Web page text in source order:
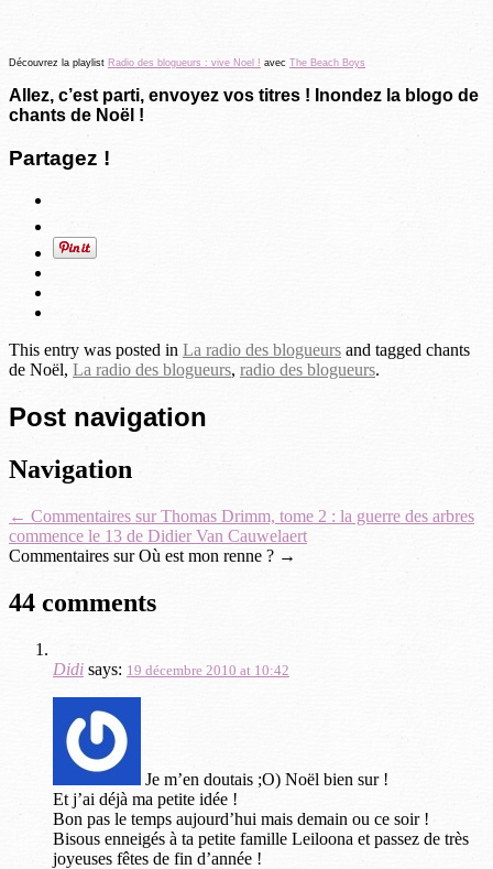
Découvrez la playlist Radio des blogueurs : vive Noel ! avec The Beach Boys
Allez, c’est parti, envoyez vos titres ! Inondez la blogo de
chants de Noël !
Partagez !
This entry was posted in La radio des blogueurs and tagged chants
de Noël, La radio des blogueurs, radio des blogueurs.
Post navigation
Navigation
← Commentaires sur Thomas Drimm, tome 2 : la guerre des arbres
commence le 13 de Didier Van Cauwelaert
Commentaires sur Où est mon renne ? →
44 comments
Didi says: 19 décembre 2010 at 10:42
Je m’en doutais ;O) Noël bien sur !
Et j’ai déjà ma petite idée !
Bon pas le temps aujourd’hui mais demain ou ce soir !
Bisous enneigés à ta petite famille Leiloona et passez de très
joyeuses fêtes de fin d’année !